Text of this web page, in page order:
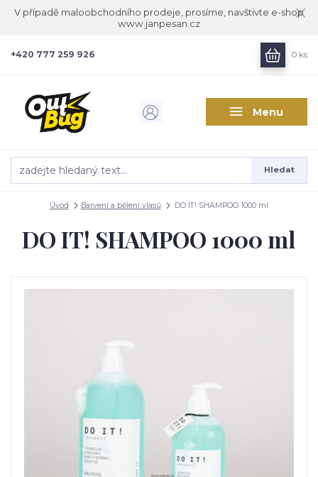
V případě maloobchodního prodeje, prosíme, navštivte e-shop
www.janpesan.cz
Menu
Hledat
+420 777 259 926 0 ks
Úvod Barvení a bělení vlasů DO IT! SHAMPOO 1000 ml
DO IT! SHAMPOO 1000 ml